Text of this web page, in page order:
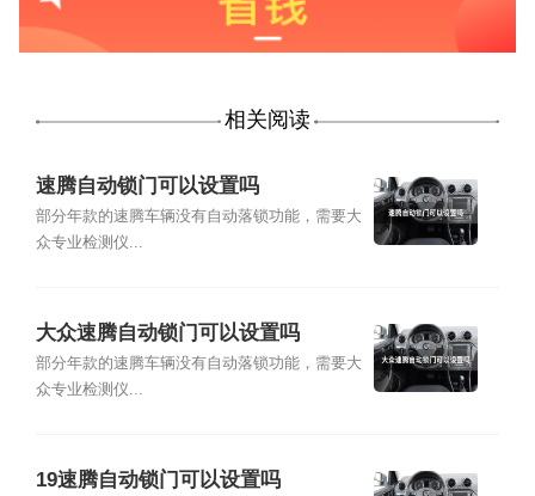
相关阅读
速腾自动锁门可以设置吗
部分年款的速腾车辆没有自动落锁功能，需要大
众专业检测仪...
大众速腾自动锁门可以设置吗
部分年款的速腾车辆没有自动落锁功能，需要大
众专业检测仪...
19速腾自动锁门可以设置吗